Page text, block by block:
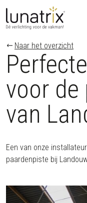
Skip to content
Naar het overzicht
voor de
van
Een van onze
paardenpiste bij